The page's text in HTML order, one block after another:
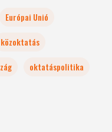
Európai Unió
közoktatás
oktatáspolitika